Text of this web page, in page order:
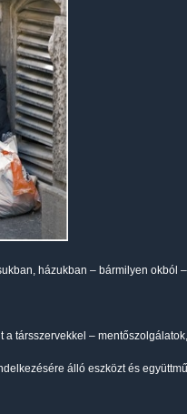
házukban – bármilyen okból
társszervekkel –
álló eszközt és